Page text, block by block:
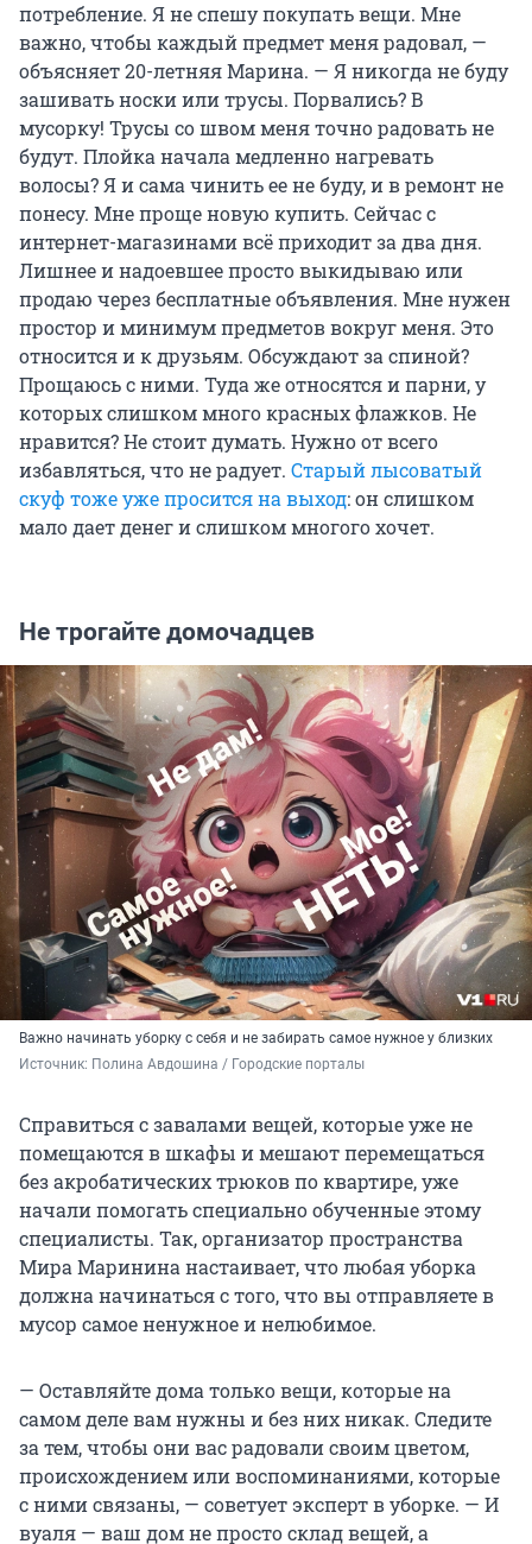
потребление. Я не спешу покупать вещи. Мне
важно, чтобы каждый предмет меня радовал, —
объясняет 20-летняя Марина. — Я никогда не буду
зашивать носки или трусы. Порвались? В
мусорку! Трусы со швом меня точно радовать не
будут. Плойка начала медленно нагревать
волосы? Я и сама чинить ее не буду, и в ремонт не
понесу. Мне проще новую купить. Сейчас с
интернет-магазинами всё приходит за два дня.
Лишнее и надоевшее просто выкидываю или
продаю через бесплатные объявления. Мне нужен
простор и минимум предметов вокруг меня. Это
относится и к друзьям. Обсуждают за спиной?
Прощаюсь с ними. Туда же относятся и парни, у
которых слишком много красных флажков. Не
нравится? Не стоит думать. Нужно от всего
избавляться, что не радует. Старый лысоватый
скуф тоже уже просится на выход: он слишком
мало дает денег и слишком многого хочет.
Не трогайте домочадцев
Важно начинать уборку с себя и не забирать самое нужное у близких
Источник: Полина Авдошина / Городские порталы
Справиться с завалами вещей, которые уже не
помещаются в шкафы и мешают перемещаться
без акробатических трюков по квартире, уже
начали помогать специально обученные этому
специалисты. Так, организатор пространства
Мира Маринина настаивает, что любая уборка
должна начинаться с того, что вы отправляете в
мусор самое ненужное и нелюбимое.
— Оставляйте дома только вещи, которые на
самом деле вам нужны и без них никак. Следите
за тем, чтобы они вас радовали своим цветом,
происхождением или воспоминаниями, которые
с ними связаны, — советует эксперт в уборке. — И
вуаля — ваш дом не просто склад вещей, а